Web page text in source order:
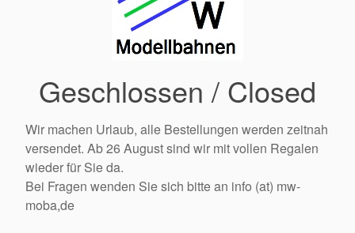
Geschlossen / Closed
Wir machen Urlaub, alle Bestellungen werden zeitnah
versendet. Ab 26 August sind wir mit vollen Regalen
wieder für Sie da.
Bei Fragen wenden Sie sich bitte an info (at) mw-
moba,de